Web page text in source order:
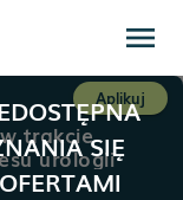
menu
SIĘ
Aplikuj
trakcie
urologii